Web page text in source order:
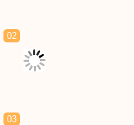
02
03